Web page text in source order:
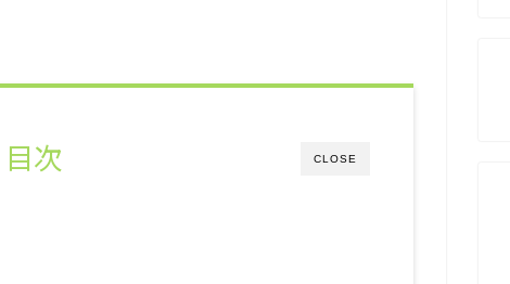
CLOSE
目次